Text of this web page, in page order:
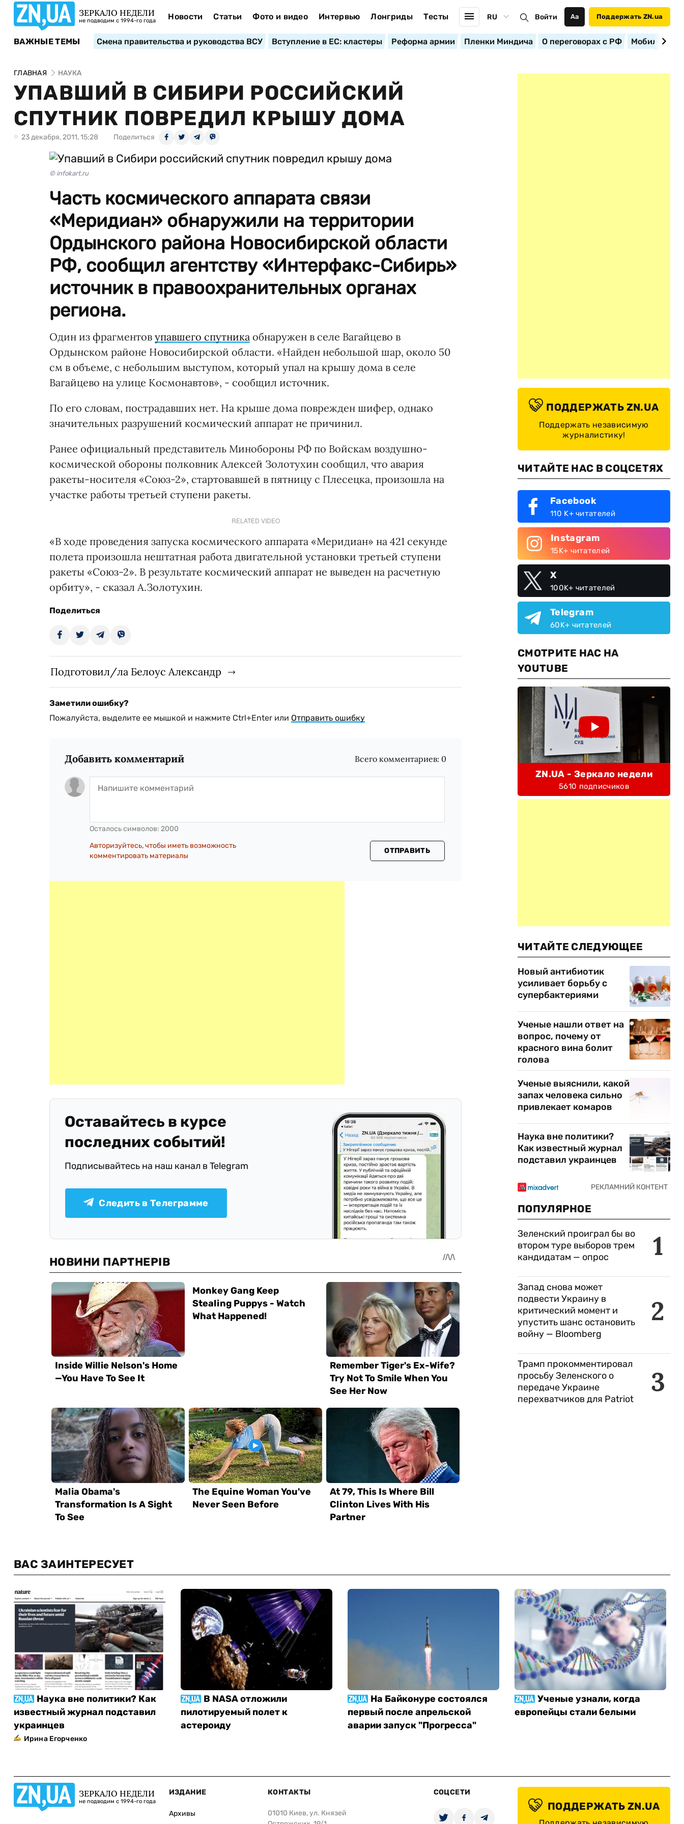
ЗЕРКАЛО НЕДЕЛИ
не подводим с 1994-го года Новости Статьи Фото и видео Интервью Лонгриды Тесты RU Войти Аа Поддержать ZN.ua
ВАЖНЫЕ ТЕМЫ Смена правительства и руководства ВСУ Вступление в ЕС: кластеры Реформа армии Пленки Миндича О переговорах с РФ
ГЛАВНАЯ НАУКА
УПАВШИЙ В СИБИРИ РОССИЙСКИЙ
СПУТНИК ПОВРЕДИЛ КРЫШУ ДОМА
23 декабря, 2011, 15:28 Поделиться
© infokart.ru
Часть космического аппарата связи
«Меридиан» обнаружили на территории
Ордынского района Новосибирской области
РФ, сообщил агентству «Интерфакс-Сибирь»
источник в правоохранительных органах
региона.
Один из фрагментов упавшего спутника обнаружен в селе Вагайцево в
Ордынском районе Новосибирской области. «Найден небольшой шар, около 50
см в объеме, с небольшим выступом, который упал на крышу дома в селе
Вагайцево на улице Космонавтов», - сообщил источник.
По его словам, пострадавших нет. На крыше дома поврежден шифер, однако
значительных разрушений космический аппарат не причинил.
Ранее официальный представитель Минобороны РФ по Войскам воздушно-
космической обороны полковник Алексей Золотухин сообщил, что авария
ракеты-носителя «Союз-2», стартовавшей в пятницу с Плесецка, произошла на
участке работы третьей ступени ракеты.
RELATED VIDEO
«В ходе проведения запуска космического аппарата «Меридиан» на 421 секунде
полета произошла нештатная работа двигательной установки третьей ступени
ракеты «Союз-2». В результате космический аппарат не выведен на расчетную
орбиту», - сказал А.Золотухин.
Поделиться
Подготовил/ла Белоус Александр
Заметили ошибку?
Пожалуйста, выделите ее мышкой и нажмите Ctrl+Enter или Отправить ошибку
Добавить комментарий Всего комментариев: 0
Осталось символов: 2000
Авторизуйтесь, чтобы иметь возможность
комментировать материалы
ОТПРАВИТЬ
Оставайтесь в курсе
последних событий!
Подписывайтесь на наш канал в Telegram
Следить в Телеграмме
ПОДДЕРЖАТЬ ZN.UA
Поддержать независимую
журналистику!
ЧИТАЙТЕ НАС В СОЦСЕТЯХ
Facebook
110 K+ читателей
Instagram
15K+ читателей
X
100K+ читателей
Telegram
60K+ читателей
СМОТРИТЕ НАС НА
YOUTUBE
ZN.UA - Зеркало недели
5610 подписчиков
ЧИТАЙТЕ СЛЕДУЮЩЕЕ
Новый антибиотик
усиливает борьбу с
супербактериями
Ученые нашли ответ на
вопрос, почему от
красного вина болит
голова
Ученые выяснили, какой
запах человека сильно
привлекает комаров
Наука вне политики?
Как известный журнал
подставил украинцев
ПОПУЛЯРНОЕ
1
Зеленский проиграл бы во
втором туре выборов трем
кандидатам — опрос
2
Запад снова может
подвести Украину в
критический момент и
упустить шанс остановить
войну — Bloomberg
3
Трамп прокомментировал
просьбу Зеленского о
передаче Украине
перехватчиков для Patriot
ВАС ЗАИНТЕРЕСУЕТ
Наука вне политики? Как
известный журнал подставил
украинцев
Ирина Егорченко
В NASA отложили
пилотируемый полет к
астероиду
На Байконуре состоялся
первый после апрельской
аварии запуск "Прогресса"
Ученые узнали, когда
европейцы стали белыми
ЗЕРКАЛО НЕДЕЛИ
не подводим с 1994-го года
ИЗДАНИЕ
Архивы
КОНТАКТЫ
01010 Киев, ул. Князей
СОЦСЕТИ
ПОДДЕРЖАТЬ ZN.UA